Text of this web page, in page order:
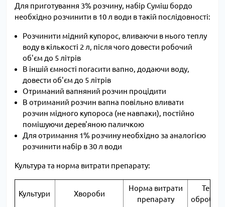
Для приготування 3% розчину, набір Суміш бордо
необхідно розчинити в 10 л води в такій послідовності:
Розчинити мідний купорос, вливаючи в нього теплу
воду в кількості 2 л, після чого довести робочий
об'єм до 5 літрів
В іншій ємності погасити вапно, додаючи воду,
довести об'єм до 5 літрів
Отриманий вапняний розчин процідити
В отриманий розчин вапна повільно вливати
розчин мідного купороса (не навпаки), постійно
помішуючи дерев'яною паличкою
Для отримання 1% розчину необхідно за аналогією
розчинити набір в 30 л води
Культура та норма витрати препарату:
Культури Хвороби
Норма витрати
препарату